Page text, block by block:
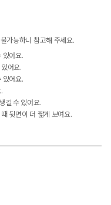
가능하니 참고해 주세요.
있어요.
어요.
있어요.
길 수 있어요.
뒷면이 더 짧게 보여요.